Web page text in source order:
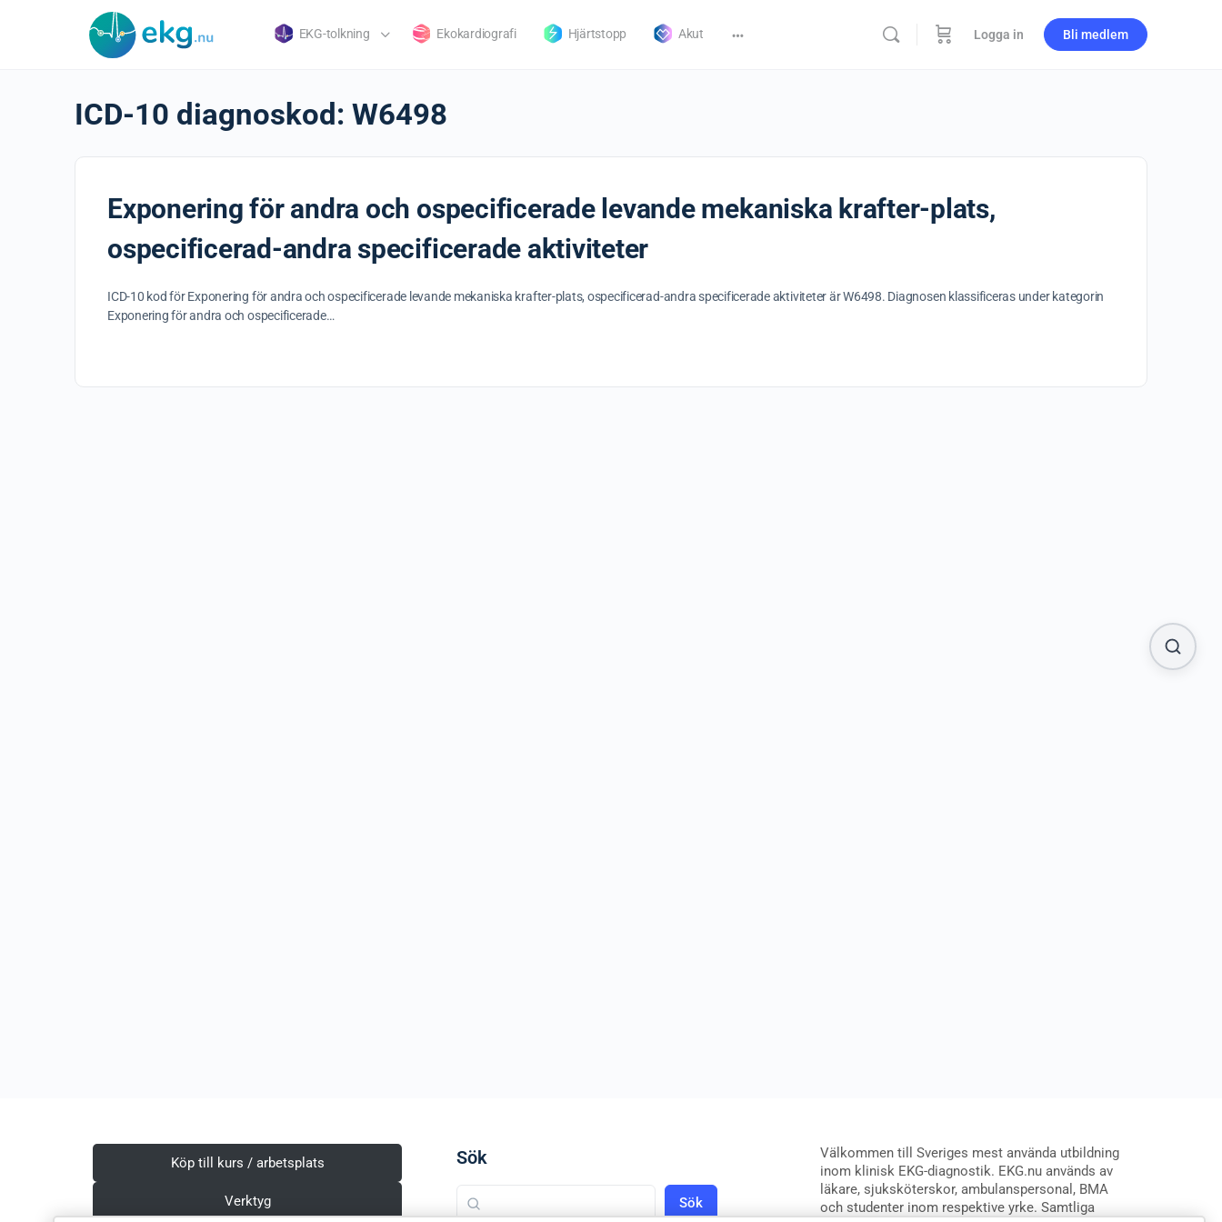
EKG-tolkning Ekokardiografi Hjärtstopp Akut Logga in Bli medlem
ICD-10 diagnoskod: W6498
Exponering för andra och ospecificerade levande mekaniska krafter-plats,
ospecificerad-andra specificerade aktiviteter
ICD-10 kod för Exponering för andra och ospecificerade levande mekaniska krafter-plats, ospecificerad-andra specificerade aktiviteter är W6498. Diagnosen klassificeras under kategorin
Exponering för andra och ospecificerade…
Köp till kurs / arbetsplats
Verktyg
Sök
Sök
Välkommen till Sveriges mest använda utbildning
inom klinisk EKG-diagnostik. EKG.nu används av
läkare, sjuksköterskor, ambulanspersonal, BMA
och studenter inom respektive yrke. Samtliga